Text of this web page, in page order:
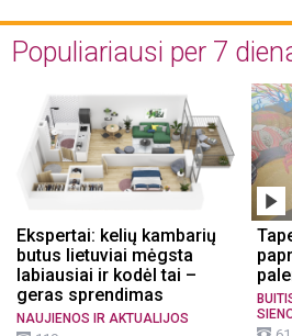
Populiariausi per 7
Ekspertai: kelių kambarių
butus lietuviai mėgsta
labiausiai ir kodėl tai –
geras sprendimas
NAUJIENOS IR AKTUALIJOS